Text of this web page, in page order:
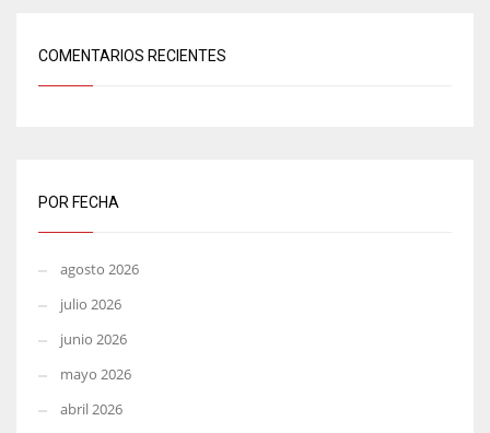
COMENTARIOS RECIENTES
POR FECHA
agosto 2026
julio 2026
junio 2026
mayo 2026
abril 2026